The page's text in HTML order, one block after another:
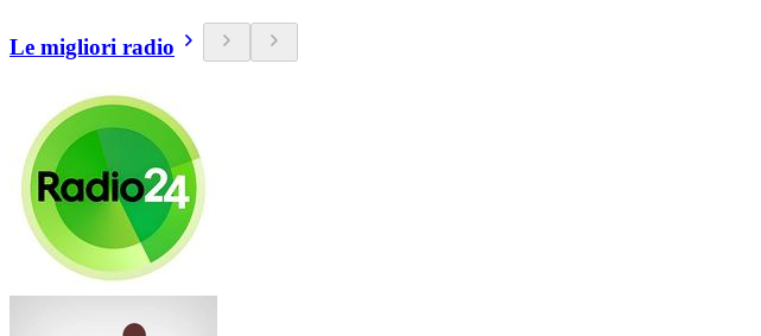
Le migliori radio